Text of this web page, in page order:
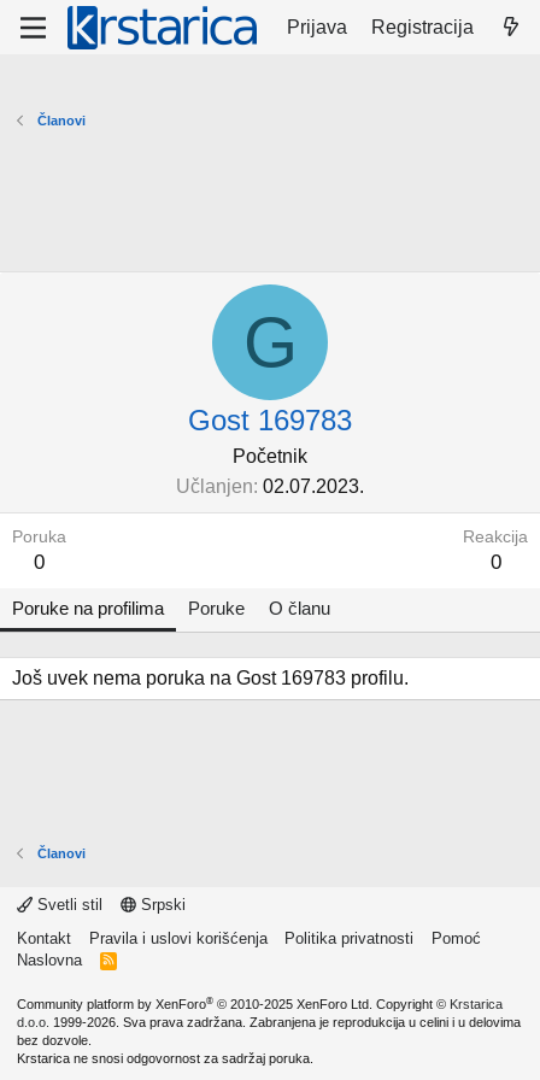
Prijava Registracija
Članovi
G
Gost 169783
Početnik
Učlanjen 02.07.2023.
Poruka
0
Reakcija
0
Poruke na profilima Poruke O članu
Još uvek nema poruka na Gost 169783 profilu.
Članovi
Svetli stil
Srpski
Kontakt
Pravila i uslovi korišćenja Politika privatnosti
Pomoć
Naslovna
R
Community platform by XenForo® © 2010-2025 XenForo Ltd. Copyright © Krstarica
d.o.o. 1999-2026. Sva prava zadržana. Zabranjena je reprodukcija u celini i u delovima
bez dozvole.
Krstarica ne snosi odgovornost za sadržaj poruka.